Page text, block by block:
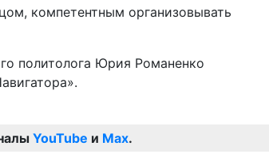
компетентным организовывать
политолога Юрия Романенко
YouTube и Max.